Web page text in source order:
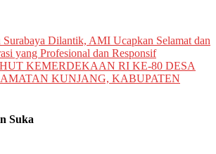
Surabaya Dilantik, AMI Ucapkan Selamat dan
yang Profesional dan Responsif
KEMERDEKAAN RI KE-80 DESA
KUNJANG, KABUPATEN
Suka